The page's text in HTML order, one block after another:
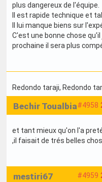
plus dangereux de l'équipe.
Il est rapide technique et
Il lui manque biens sur
C'est une bonne chose
prochaine il sera plus
Redondo taraji, Redondo
#4958
Bechir Toualbia
et tant mieux qu'on l'a
,il faisait de trés belles
#4959
mestiri67